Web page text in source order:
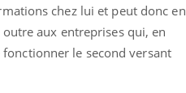
chez lui et peut donc en
aux entreprises qui, en
le second versant